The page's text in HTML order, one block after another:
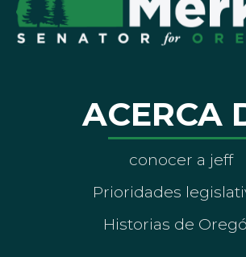
ACERCA
conocer a jeff
Prioridades
Historias de